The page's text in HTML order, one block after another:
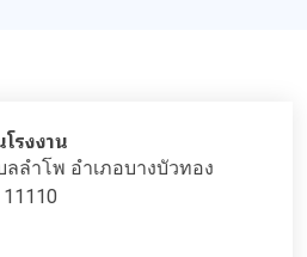
รงงาน
ลำโพ อำเภอบางบัวทอง